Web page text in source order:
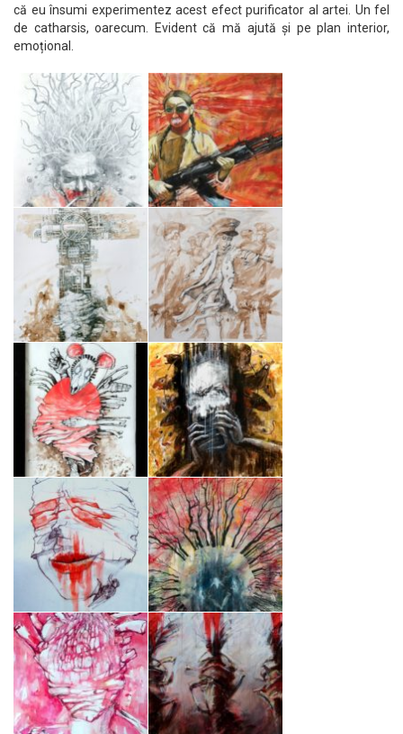
că eu însumi experimentez acest efect purificator al artei. Un fel
de catharsis, oarecum. Evident că mă ajută și pe plan interior,
emoțional.